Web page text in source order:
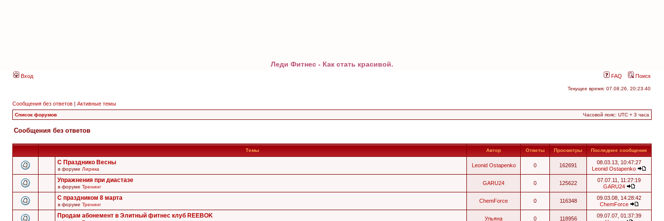
Леди Фитнес - Как стать красивой.
Вход FAQ Поиск
Текущее время: 07.08.26, 20:23:40
Сообщения без ответов | Активные темы
Список форумов Часовой пояс: UTC + 3 часа
Сообщения без ответов
Темы Автор Ответы Просмотры Последнее сообщение
С Празднико Весны
в форуме Лирика
Leonid Ostapenko 0 162691
08.03.13, 10:47:27
Leonid Ostapenko
Упражнения при диастазе
в форуме Тренинг
GARU24 0 125622
07.07.11, 11:27:19
GARU24
С праздником 8 марта
в форуме Тренинг
ChemForce 0 116348
09.03.08, 14:28:42
ChemForce
Продам абонемент в Элитный фитнес клуб REEBOK Ульяна 0 118956
09.07.07, 01:37:39